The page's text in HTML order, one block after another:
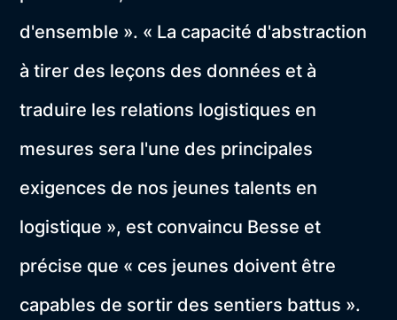
d'ensemble ». « La capacité d'abstraction
à tirer des leçons des données et à
traduire les relations logistiques en
mesures sera l'une des principales
exigences de nos jeunes talents en
logistique », est convaincu Besse et
précise que « ces jeunes doivent être
capables de sortir des sentiers battus ».